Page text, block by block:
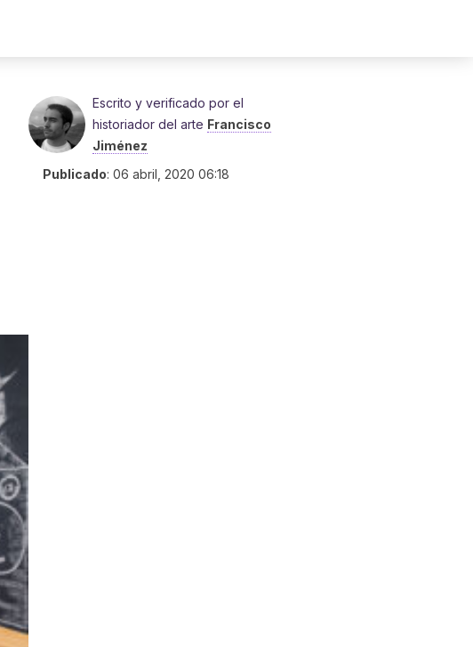
Escrito y verificado por el
historiador del arte Francisco
Jiménez
Publicado: 06 abril, 2020 06:18